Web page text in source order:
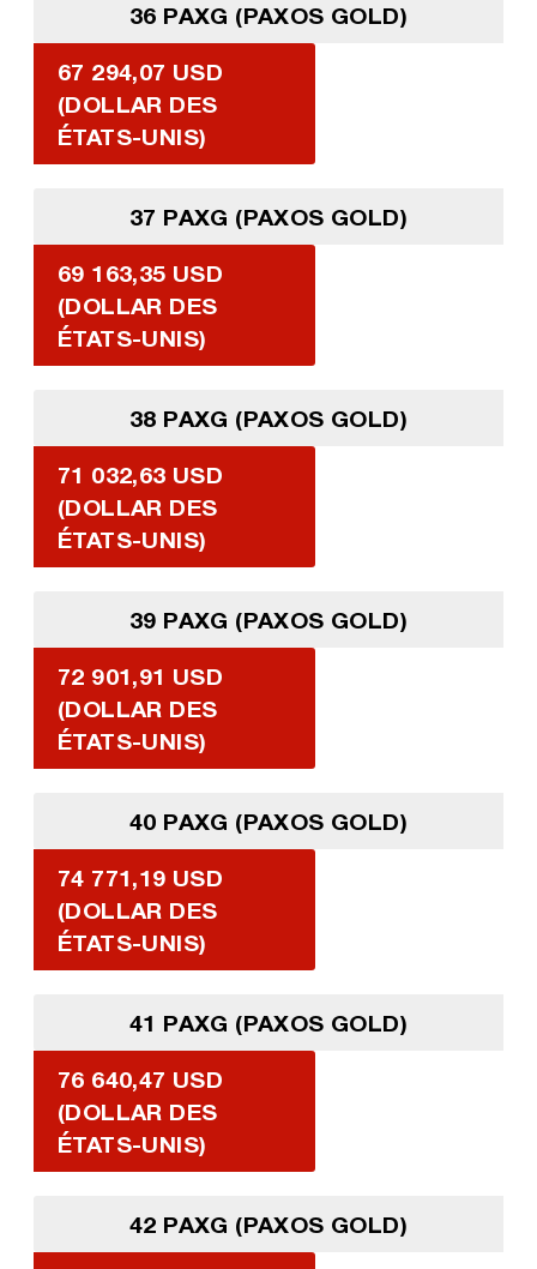
36 PAXG (PAXOS GOLD)
67 294,07 USD
(DOLLAR DES
ÉTATS-UNIS)
37 PAXG (PAXOS GOLD)
69 163,35 USD
(DOLLAR DES
ÉTATS-UNIS)
38 PAXG (PAXOS GOLD)
71 032,63 USD
(DOLLAR DES
ÉTATS-UNIS)
39 PAXG (PAXOS GOLD)
72 901,91 USD
(DOLLAR DES
ÉTATS-UNIS)
40 PAXG (PAXOS GOLD)
74 771,19 USD
(DOLLAR DES
ÉTATS-UNIS)
41 PAXG (PAXOS GOLD)
76 640,47 USD
(DOLLAR DES
ÉTATS-UNIS)
42 PAXG (PAXOS GOLD)